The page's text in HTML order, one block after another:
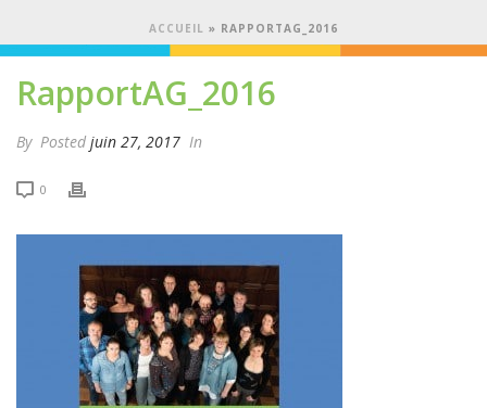
ACCUEIL » RAPPORTAG_2016
RapportAG_2016
By Posted juin 27, 2017 In
0